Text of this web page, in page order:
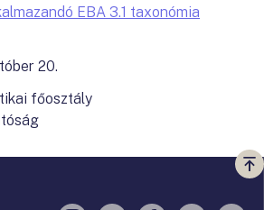
EBA 3.1 taxonómia
20.
főosztály
a